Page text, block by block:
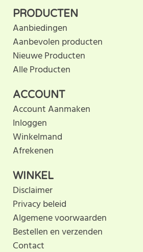
ACCOUNT
Account Aanmaken
Inloggen
Winkelmand
Afrekenen
PRODUCTEN
Aanbiedingen
Aanbevolen producten
Nieuwe Producten
Alle Producten
WINKEL
Disclaimer
Privacy beleid
Algemene voorwaarden
Bestellen en verzenden
Contact